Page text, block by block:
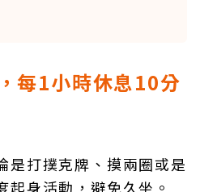
每1小時休息10分
是打撲克牌、摸兩圈或是
身活動，避免久坐。